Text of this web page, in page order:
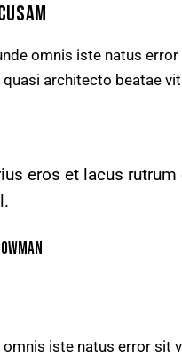
omnis iste natus
architecto beatae
eros et lacus
iste natus error sit